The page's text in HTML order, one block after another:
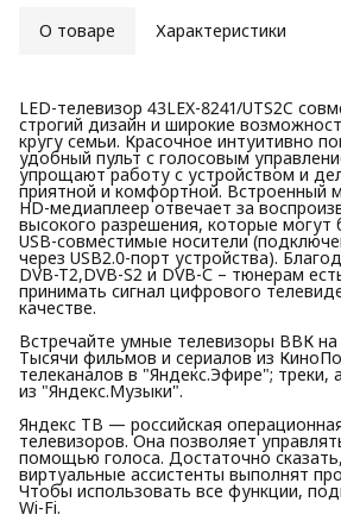
О товаре Характеристики
LED-телевизор 43LEX-8241/UTS2C
строгий дизайн и широкие
кругу семьи. Красочное интуитивно
удобный пульт с голосовым
упрощают работу с устройством и
приятной и комфортной. Встроенный
HD-медиаплеер отвечает за
высокого разрешения, которые могут
USB-совместимые носители
через USB2.0-порт устройства).
DVB-T2,DVB-S2 и DVB-С – тюнерам
принимать сигнал цифрового
качестве.
Встречайте умные телевизоры ВВК
Тысячи фильмов и сериалов из
телеканалов в "Яндекс.Эфире";
из "Яндекс.Музыки".
Яндекс ТВ — российская
телевизоров. Она позволяет
помощью голоса. Достаточно
виртуальные ассистенты выполнят
Чтобы использовать все функции,
Wi-Fi.